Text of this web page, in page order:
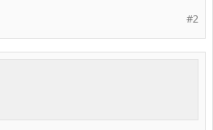
#2